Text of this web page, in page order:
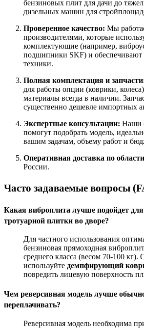
бензиновых плит для дачи до
дизельных машин для
Проверенное качество: Мы
производителями, которые
комплектующие (например,
подшипники SKF) и обеспечивают
техники.
Полная комплектация и
для работы опции (коврики,
материалы всегда в наличии.
существенно дешевле импортных
Экспертные консультации: Наши
помогут подобрать модель,
вашим задачам, объему работ и
Оперативная доставка по
России.
Часто задаваемые вопросы
Какая виброплита лучше подойдет
тротуарной плитки во дворе?
Для частного использования
бензиновая прямоходная
среднего класса (весом 70-100 кг).
используйте демпфирующий
повредить лицевую поверхность
Чем реверсивная модель лучше
переплачивать?
Реверсивная модель необходима